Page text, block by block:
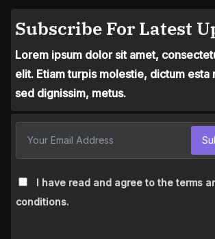
Subscribe For Latest
Lorem ipsum dolor sit amet,
elit. Etiam turpis molestie, dictum esta
sed dignissim, metus.
I have read and agree to the terms
conditions.